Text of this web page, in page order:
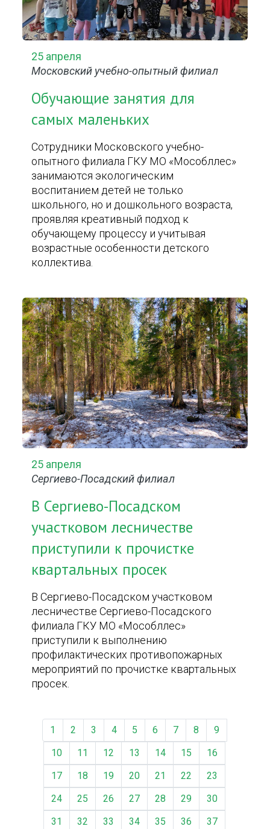
25 апреля
Московский учебно-опытный филиал
Обучающие занятия для
самых маленьких
Сотрудники Московского учебно-
опытного филиала ГКУ МО «Мособллес»
занимаются экологическим
воспитанием детей не только
школьного, но и дошкольного возраста,
проявляя креативный подход к
обучающему процессу и учитывая
возрастные особенности детского
коллектива.
25 апреля
Сергиево-Посадский филиал
В Сергиево-Посадском
участковом лесничестве
приступили к прочистке
квартальных просек
В Сергиево-Посадском участковом
лесничестве Сергиево-Посадского
филиала ГКУ МО «Мособллес»
приступили к выполнению
профилактических противопожарных
мероприятий по прочистке квартальных
просек.
1 2 3 4 5 6 7 8
9
10
11 12 13 14 15
16
17
18 19 20 21 22
23
24
25 26 27 28 29
30
31
32 33 34 35 36
37